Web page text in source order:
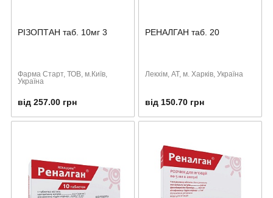
РІЗОПТАН таб. 10мг 3
Фарма Старт, ТОВ, м.Київ,
Україна
від 257.00 грн
РЕНАЛГАН таб. 20
Лекхiм, АТ, м. Харків, Україна
від 150.70 грн